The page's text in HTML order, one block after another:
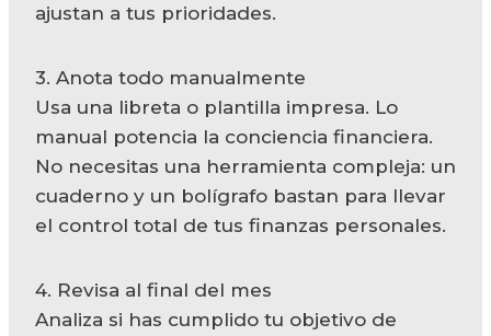
ajustan a tus prioridades.
3. Anota todo manualmente
Usa una libreta o plantilla impresa. Lo
manual potencia la conciencia financiera.
No necesitas una herramienta compleja: un
cuaderno y un bolígrafo bastan para llevar
el control total de tus finanzas personales.
4. Revisa al final del mes
Analiza si has cumplido tu objetivo de